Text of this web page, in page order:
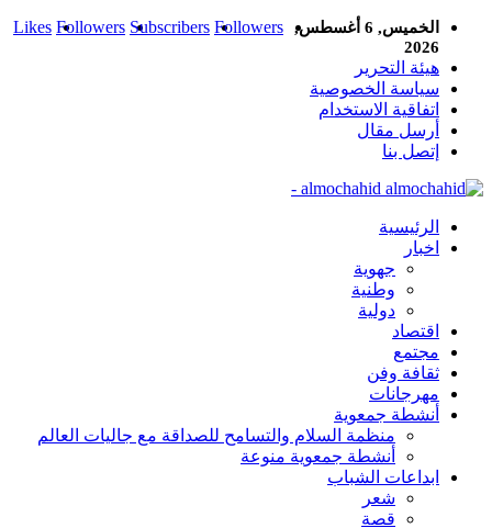
Likes Followers Subscribers Followers
الخميس, 6 أغسطس,
2026
هيئة التحرير
سياسة الخصوصية
اتفاقية الاستخدام
أرسل مقال
إتصل بنا
almochahid -
الرئيسية
اخبار
جهوية
وطنية
دولية
اقتصاد
مجتمع
ثقافة وفن
مهرجانات
أنشطة جمعوية
منظمة السلام والتسامح للصداقة مع جاليات العالم
أنشطة جمعوية منوعة
ابداعات الشباب
شعر
قصة